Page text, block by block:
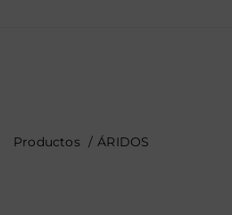
Productos ÁRIDOS